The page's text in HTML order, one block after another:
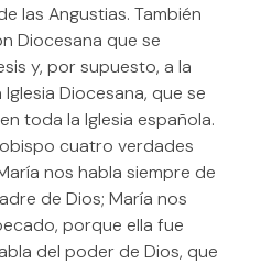
las Angustias. También
Diocesana que se
y, por supuesto, a la
Diocesana, que se
toda la Iglesia española.
cuatro verdades
nos habla siempre de
de Dios; María nos
porque ella fue
del poder de Dios, que